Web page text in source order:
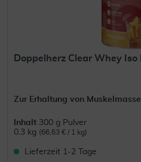
Doppelherz Clear Whey Iso
Zur Erhaltung von Muskelmasse
Inhalt 300 g Pulver
0.3 kg (66,63 € / 1 kg)
Lieferzeit 1-2 Tage